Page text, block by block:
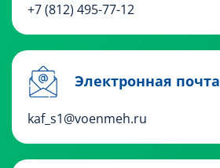
+7 (812) 495-77-12
Электронная почта
kaf_s1@voenmeh.ru